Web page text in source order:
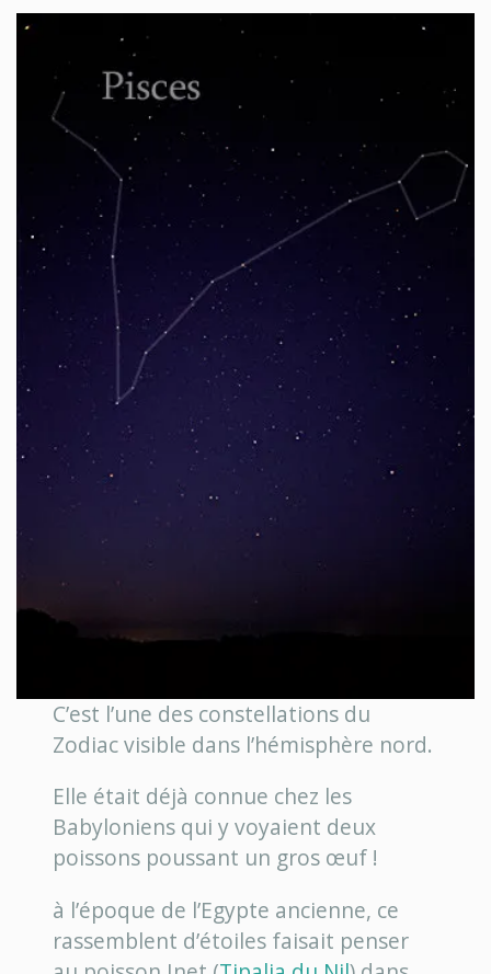
C’est l’une des constellations du
Zodiac visible dans l’hémisphère nord.
Elle était déjà connue chez les
Babyloniens qui y voyaient deux
poissons poussant un gros œuf !
à l’époque de l’Egypte ancienne, ce
rassemblent d’étoiles faisait penser